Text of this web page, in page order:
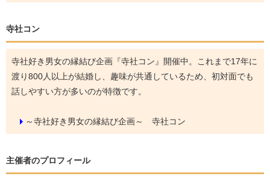
寺社コン
寺社好き男女の縁結び企画『寺社コン』開催中。これまで17年に
渡り800人以上が結婚し、趣味が共通しているため、初対面でも
話しやすい方が多いのが特徴です。
～寺社好き男女の縁結び企画～ 寺社コン
主催者のプロフィール